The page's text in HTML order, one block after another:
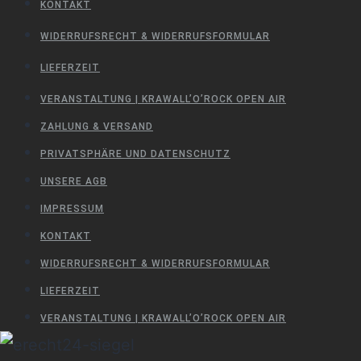
KONTAKT
WIDERRUFSRECHT & WIDERRUFSFORMULAR
LIEFERZEIT
VERANSTALTUNG | KRAWALL’O’ROCK OPEN AIR
ZAHLUNG & VERSAND
PRIVATSPHÄRE UND DATENSCHUTZ
UNSERE AGB
IMPRESSUM
KONTAKT
WIDERRUFSRECHT & WIDERRUFSFORMULAR
LIEFERZEIT
VERANSTALTUNG | KRAWALL’O’ROCK OPEN AIR